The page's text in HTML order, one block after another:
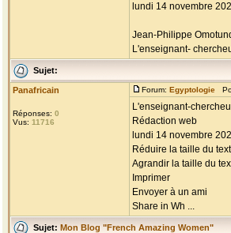
lundi 14 novembre
Jean-Philippe
L'enseignant-
Sujet:
Panafricain
Réponses: 0
Vus: 11716
Forum: Egyptologie
L'enseignant-
Rédaction web
lundi 14 novembre
Réduire la taille du
Agrandir la taille du
Imprimer
Envoyer à un ami
Share in Wh ...
Sujet: Mon Blog "French Amazing Women"